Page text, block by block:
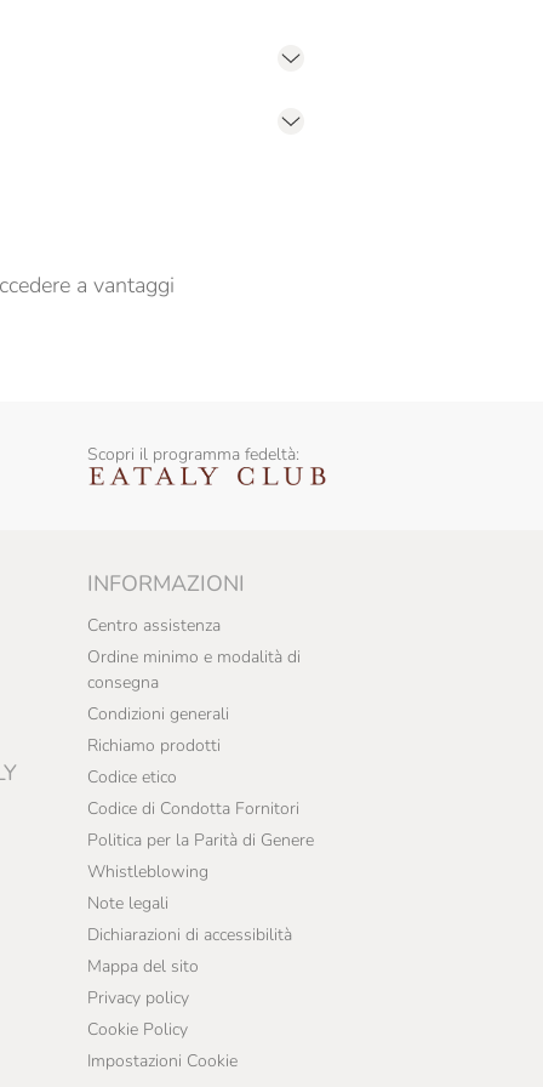
a vantaggi
Scopri il programma fedeltà:
INFORMAZIONI
Centro assistenza
Ordine minimo e modalità di
consegna
Condizioni generali
Richiamo prodotti
Codice etico
Codice di Condotta Fornitori
Politica per la Parità di Genere
Whistleblowing
Note legali
Dichiarazioni di accessibilità
Mappa del sito
Privacy policy
Cookie Policy
Impostazioni Cookie